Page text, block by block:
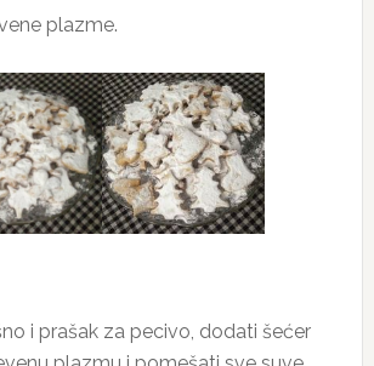
plazme.
i prašak za pecivo, dodati šećer